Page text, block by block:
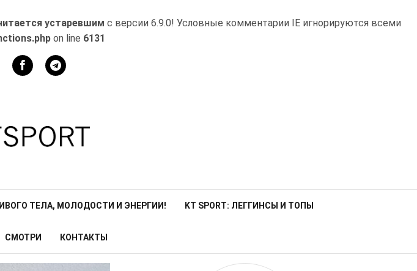
устаревшим с версии 6.9.0! Условные комментарии IE игнорируются всеми
on line 6131
Мой
ТЕЛА, МОЛОДОСТИ И ЭНЕРГИИ! KT SPORT: ЛЕГГИНСЫ И ТОПЫ
СМОТРИ КОНТАКТЫ